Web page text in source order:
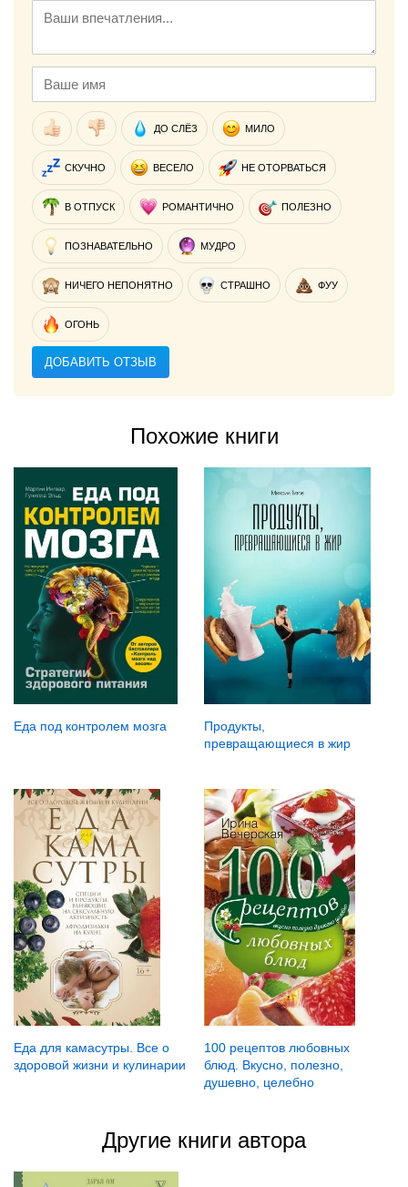
ДО СЛЁЗ МИЛО
СКУЧНО ВЕСЕЛО НЕ ОТОРВАТЬСЯ
В ОТПУСК РОМАНТИЧНО ПОЛЕЗНО
ПОЗНАВАТЕЛЬНО МУДРО
НИЧЕГО НЕПОНЯТНО СТРАШНО ФУУ
ОГОНЬ
ДОБАВИТЬ ОТЗЫВ
Похожие книги
Еда под контролем мозга
Продукты,
превращающиеся в жир
Еда для камасутры. Все о
здоровой жизни и кулинарии
100 рецептов любовных
блюд. Вкусно, полезно,
душевно, целебно
Другие книги автора